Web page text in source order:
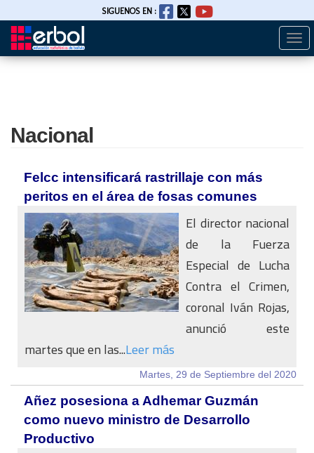
Pasar
SIGUENOS EN :
Nacional
Felcc intensificará rastrillaje con más
peritos en el área de fosas comunes
El director nacional
de la Fuerza
Especial de Lucha
Contra el Crimen,
coronal Iván Rojas,
anunció este
martes que en las...Leer más
Martes, 29 de Septiembre del 2020
Añez posesiona a Adhemar Guzmán
como nuevo ministro de Desarrollo
Productivo